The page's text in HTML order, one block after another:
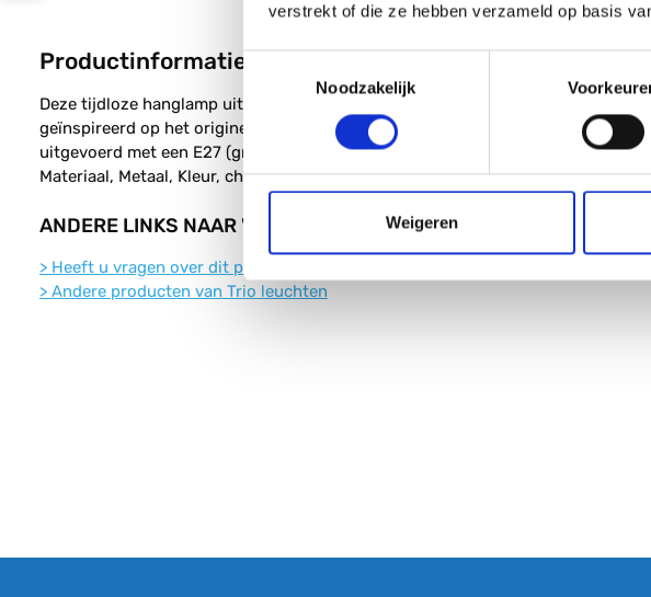
verstrekt of die ze hebben verzameld op basis
Toestemmingsselectie
Noodzakelijk
Weigeren
Productinformatie "TRIO, Hanglamp, Edison, Glas,
Deze tijdloze hanglamp uit de Edison serie is vervaardigd van ambachtelijk
geïnspireerd op het originele model van de traditionele gloeilamp van de
uitgevoerd met een E27 (grote) fitting, wat het geschikt maakt voor
Materiaal, Metaal, Kleur, chroom, Stijl, Modern,
ANDERE LINKS NAAR "TRIO, HANGLAMP, EDISON, GLAS,
> Heeft u vragen over dit product?
> Andere producten van Trio leuchten